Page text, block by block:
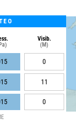
Visib.
(M)
0
11
0